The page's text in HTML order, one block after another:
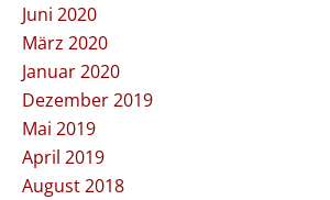
Juni 2020
März 2020
Januar 2020
Dezember 2019
Mai 2019
April 2019
August 2018